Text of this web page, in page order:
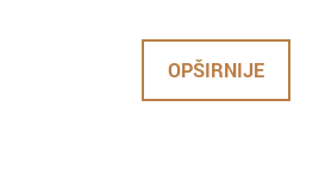
OPŠIRNIJE